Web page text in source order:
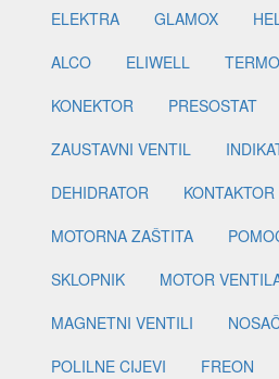
ELEKTRA
GLAMOX
ALCO
ELIWELL
KONEKTOR
PRESOSTAT
ZAUSTAVNI VENTIL
DEHIDRATOR
KONTAKTOR
MOTORNA ZAŠTITA
SKLOPNIK
MOTOR
MAGNETNI VENTILI
POLILNE CIJEVI
FREON